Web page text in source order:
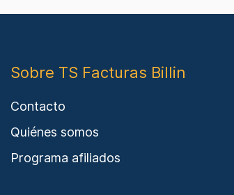
Sobre TS Facturas Billin
Contacto
Quiénes somos
Programa afiliados